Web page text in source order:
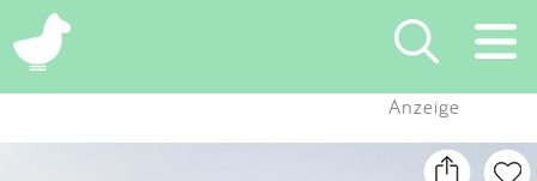
×
Suchen
Anzeige